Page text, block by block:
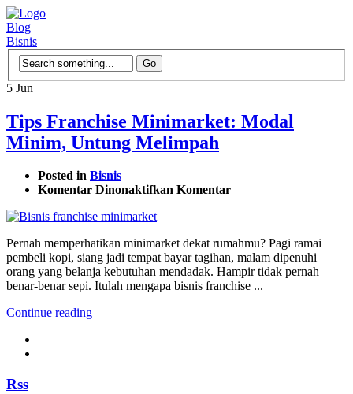
Blog
Bisnis
5 Jun
Tips Franchise Minimarket: Modal
Minim, Untung Melimpah
Posted in Bisnis
Komentar Dinonaktifkan pada
Modal
Minim,
Untung
Melimpah
Komentar
Pernah memperhatikan minimarket dekat rumahmu? Pagi ramai
pembeli kopi, siang jadi tempat bayar tagihan, malam dipenuhi
orang yang belanja kebutuhan mendadak. Hampir tidak pernah
benar-benar sepi. Itulah mengapa bisnis franchise ...
Continue reading
Rss